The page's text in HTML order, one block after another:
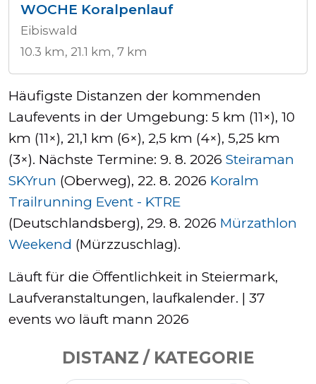
WOCHE Koralpenlauf
Eibiswald
10.3 km, 21.1 km, 7 km
Häufigste Distanzen der kommenden
Laufevents in der Umgebung: 5 km (11×), 10
km (11×), 21,1 km (6×), 2,5 km (4×), 5,25 km
(3×). Nächste Termine: 9. 8. 2026 Steiraman
SKYrun (Oberweg), 22. 8. 2026 Koralm
Trailrunning Event - KTRE
(Deutschlandsberg), 29. 8. 2026 Mürzathlon
Weekend (Mürzzuschlag).
Läuft für die Öffentlichkeit in Steiermark,
Laufveranstaltungen, laufkalender. | 37
events wo läuft mann 2026
DISTANZ / KATEGORIE